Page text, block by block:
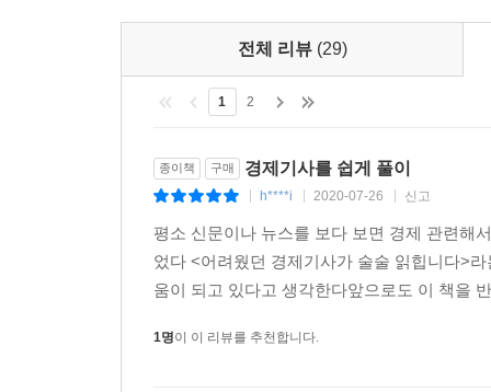
무엇보다 중요한 기사는 정부정책입니다. 정부의
직한 내용들을 수집할 수 있기 때문입니다. ---
집값이 오르고 내리는 이유는 뭘까요? 집값의 오
아진 물량에 불경기까지 겹치면 미분양사태가 일
분양권 전매나 양도세 면제 등 부동산 활성화 정
다. 그래서 “누가 어디서 얼마를 벌었다더라” 하
다. 이렇게 부동산 광풍이 중심에서 주변 지역으
경제신문에서 국제면은 그냥 지나치기 쉽습니다
전체 리뷰 (29)
1 2
종이책 구매 경제기사를 쉽게 풀이
h****i 2020-07-26 신고
평소 신문이나 뉴스를 보다 보면 경제 관련해
었다 <어려웠던 경제기사가 술술 읽힙니다>
움이 되고 있다고 생각한다앞으로도 이 책을
1명이 이 리뷰를 추천합니다.